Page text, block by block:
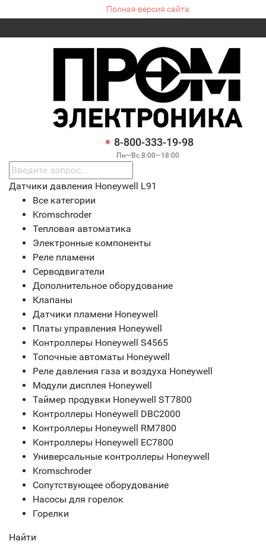
Полная версия сайта
8-800-333-19-98
Пн—Вс 8:00—18:00
Датчики давления Honeywell L91
Все категории
Kromschroder
Тепловая автоматика
Электронные компоненты
Реле пламени
Серводвигатели
Дополнительное оборудование
Клапаны
Датчики пламени Honeywell
Платы управления Honeywell
Контроллеры Honeywell S4565
Топочные автоматы Honeywell
Реле давления газа и воздуха Honeywell
Модули дисплея Honeywell
Таймер продувки Honeywell ST7800
Контроллеры Honeywell DBC2000
Контроллеры Honeywell RM7800
Контроллеры Honeywell EC7800
Универсальные контроллеры Honeywell
Kromschroder
Сопутствующее оборудование
Насосы для горелок
Горелки
Найти